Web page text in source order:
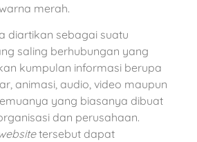
merah.
diartikan sebagai suatu
saling berhubungan yang
kumpulan informasi berupa
animasi, audio, video maupun
yang biasanya dibuat
dan perusahaan.
tersebut dapat